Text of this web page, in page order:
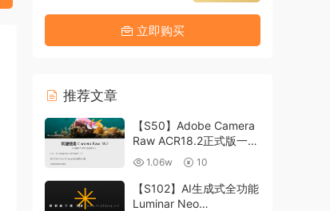
立即购买
推荐文章
【S50】Adobe Camera
Raw ACR18.2正式版一键
升级包 ACR最新升级包
支持WIN和MAC
1.06w 10
【S102】AI生成式全功能
Luminar Neo